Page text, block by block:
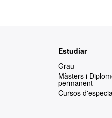
Estudiar
Grau
Màsters i
permanent
Cursos